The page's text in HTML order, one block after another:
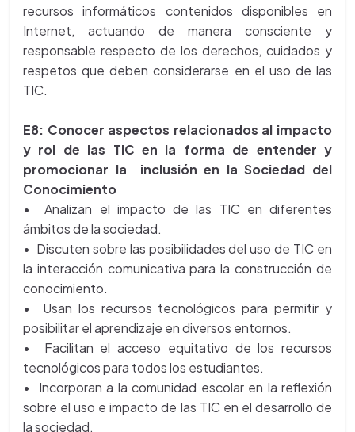
recursos informáticos contenidos disponibles en
Internet, actuando de manera consciente y
responsable respecto de los derechos, cuidados y
respetos que deben considerarse en el uso de las
TIC.
E8: Conocer aspectos relacionados al impacto
y rol de las TIC en la forma de entender y
promocionar la inclusión en la Sociedad del
Conocimiento
• Analizan el impacto de las TIC en diferentes
ámbitos de la sociedad.
• Discuten sobre las posibilidades del uso de TIC en
la interacción comunicativa para la construcción de
conocimiento.
• Usan los recursos tecnológicos para permitir y
posibilitar el aprendizaje en diversos entornos.
• Facilitan el acceso equitativo de los recursos
tecnológicos para todos los estudiantes.
• Incorporan a la comunidad escolar en la reflexión
sobre el uso e impacto de las TIC en el desarrollo de
la sociedad.